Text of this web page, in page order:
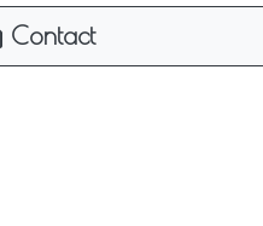
Contact